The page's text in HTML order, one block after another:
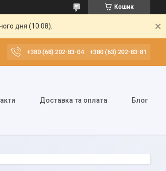
Кошик
дня (10.08).
+380 (68) 202-83-04 +380 (63) 202-83-81
Доставка та оплата Блог